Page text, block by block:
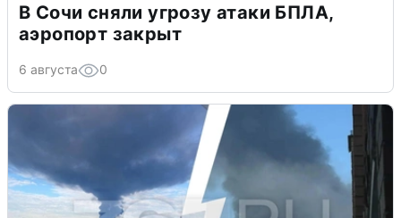
В Сочи сняли угрозу атаки БПЛА,
аэропорт закрыт
6 августа 0